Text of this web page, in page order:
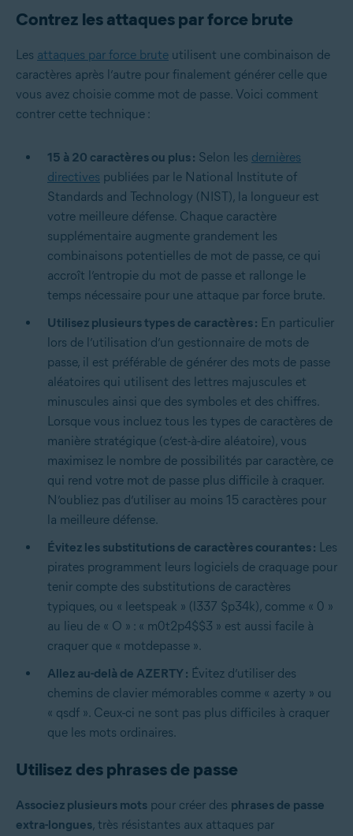
Contrez les attaques par force brute
Les attaques par force brute utilisent une combinaison de
caractères après l’autre pour finalement générer celle que
vous avez choisie comme mot de passe. Voici comment
contrer cette technique :
15 à 20 caractères ou plus : Selon les dernières
directives publiées par le National Institute of
Standards and Technology (NIST), la longueur est
votre meilleure défense. Chaque caractère
supplémentaire augmente grandement les
combinaisons potentielles de mot de passe, ce qui
accroît l’entropie du mot de passe et rallonge le
temps nécessaire pour une attaque par force brute.
Utilisez plusieurs types de caractères : En particulier
lors de l’utilisation d’un gestionnaire de mots de
passe, il est préférable de générer des mots de passe
aléatoires qui utilisent des lettres majuscules et
minuscules ainsi que des symboles et des chiffres.
Lorsque vous incluez tous les types de caractères de
manière stratégique (c’est-à-dire aléatoire), vous
maximisez le nombre de possibilités par caractère, ce
qui rend votre mot de passe plus difficile à craquer.
N’oubliez pas d’utiliser au moins 15 caractères pour
la meilleure défense.
Évitez les substitutions de caractères courantes : Les
pirates programment leurs logiciels de craquage pour
tenir compte des substitutions de caractères
typiques, ou « leetspeak » (l337 $p34k), comme « 0 »
au lieu de « O » : « m0t2p4$$3 » est aussi facile à
craquer que « motdepasse ».
Allez au-delà de AZERTY : Évitez d’utiliser des
chemins de clavier mémorables comme « azerty » ou
« qsdf ». Ceux-ci ne sont pas plus difficiles à craquer
que les mots ordinaires.
Utilisez des phrases de passe
Associez plusieurs mots pour créer des phrases de passe
extra-longues, très résistantes aux attaques par